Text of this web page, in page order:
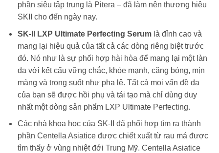
phần siêu tập trung là Pitera – đã làm nên thương hiệu
SKII cho đến ngày nay.
SK-II LXP Ultimate Perfecting Serumlà đỉnh cao và
mang lại hiệu quả của tất cả các dòng riêng biệt trước
đó. Nó như là sự phối hợp hài hòa để mang lại một làn
da với kết cấu vững chắc, khỏe mạnh, căng bóng, mịn
màng và trong suốt như pha lê. Tất cả mọi vấn đề da
của bạn sẽ được hồi phụ và tái tạo mà chỉ dùng duy
nhất một dòng sản phẩm LXP Ultimate Perfecting.
Các nhà khoa học của SK-II đã phối hợp tìm ra thành
phần Centella Asiatice được chiết xuất từ rau má được
tìm thấy ở vùng nhiệt đới Trung Mỹ. Centella Asiatice